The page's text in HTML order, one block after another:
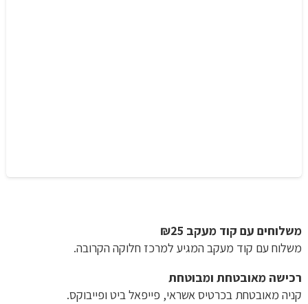
משלוחים עם קוד מעקב ₪25
משלוח​ עם קוד מעקב המגיע למרכז חלוקה הקרובה.
רכישה​ ​מאובטחת ומבוטחת
קניה מאובטחת בכרטיס אשראי, פייפאל ביט ופייבוקס.